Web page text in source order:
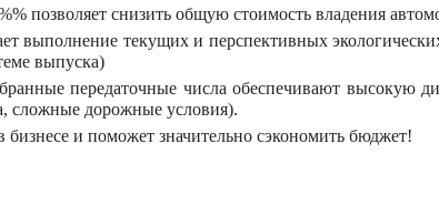
позволяет снизить общую стоимость владения
выполнение текущих и перспективных
выпуска)
передаточные числа обеспечивают высокую
сложные дорожные условия).
и поможет значительно сэкономить бюджет!